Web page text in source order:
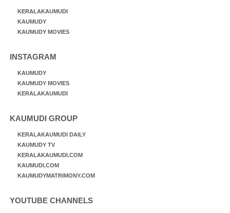
KERALAKAUMUDI
KAUMUDY
KAUMUDY MOVIES
INSTAGRAM
KAUMUDY
KAUMUDY MOVIES
KERALAKAUMUDI
KAUMUDI GROUP
KERALAKAUMUDI DAILY
KAUMUDY TV
KERALAKAUMUDI.COM
KAUMUDI.COM
KAUMUDYMATRIMONY.COM
YOUTUBE CHANNELS